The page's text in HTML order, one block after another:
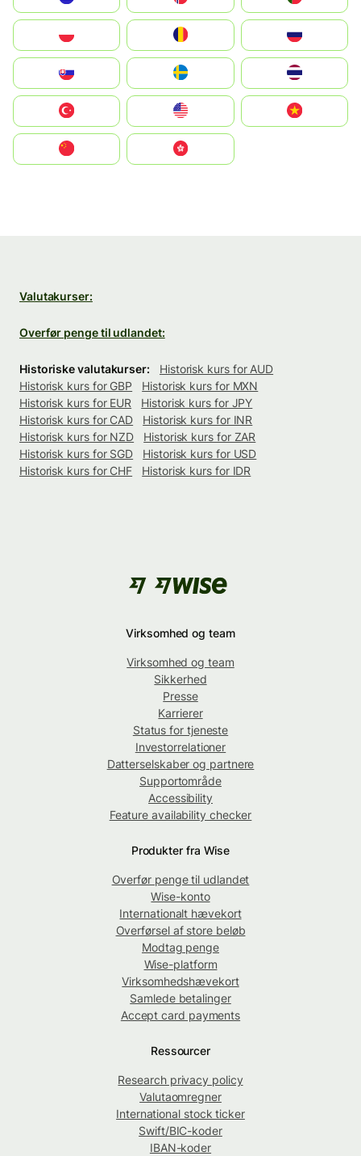
United States
中國香港特別行政區
Valutakurser:
Overfør penge til udlandet:
Historiske valutakurser:
Historisk kurs for AUD
Historisk kurs for GBP
Historisk kurs for MXN
Historisk kurs for EUR
Historisk kurs for JPY
Historisk kurs for CAD
Historisk kurs for INR
Historisk kurs for NZD
Historisk kurs for ZAR
Historisk kurs for SGD
Historisk kurs for USD
Historisk kurs for CHF
Historisk kurs for IDR
Virksomhed og team
Virksomhed og team
Sikkerhed
Presse
Karrierer
Status for tjeneste
Investorrelationer
Datterselskaber og partnere
Supportområde
Accessibility
Feature availability checker
Produkter fra Wise
Overfør penge til udlandet
Wise-konto
Internationalt hævekort
Overførsel af store beløb
Modtag penge
Wise-platform
Virksomhedshævekort
Samlede betalinger
Accept card payments
Ressourcer
Research privacy policy
Valutaomregner
International stock ticker
Swift/BIC-koder
IBAN-koder